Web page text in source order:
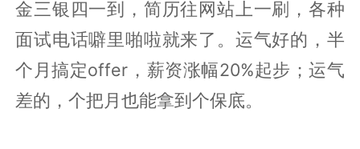
金三银四一到，简历往网站上一刷，各种
面试电话噼里啪啦就来了。运气好的，半
个月搞定offer，薪资涨幅20%起步；运气
差的，个把月也能拿到个保底。